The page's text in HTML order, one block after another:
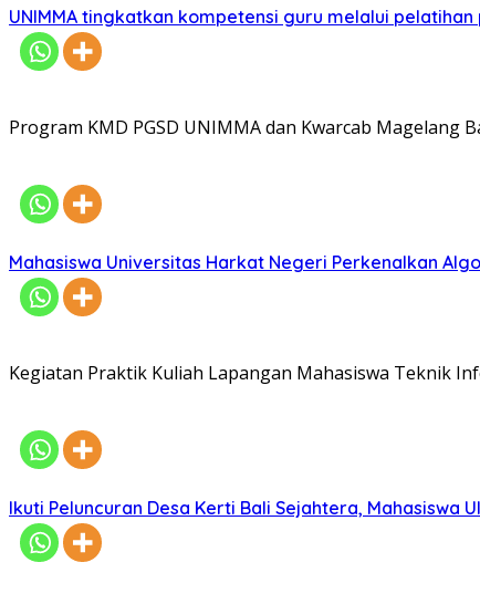
UNIMMA tingkatkan kompetensi guru melalui
Program KMD PGSD UNIMMA dan Kwarcab
Mahasiswa Universitas Harkat Negeri Perkenalkan
Kegiatan Praktik Kuliah Lapangan Mahasiswa Teknik
Ikuti Peluncuran Desa Kerti Bali Sejahtera, Mahasiswa